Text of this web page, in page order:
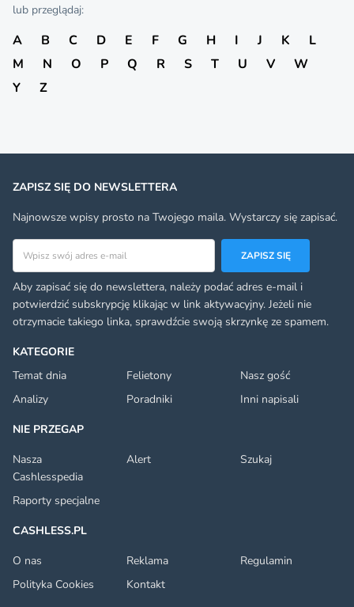
lub przeglądaj:
A B C D E F G H I J K
L
M
N O P Q R S T U V
W
Y
Z
KATEGORIE
Temat dnia
Felietony
Nasz gość
Analizy
Poradniki
Inni napisali
NIE PRZEGAP
Nasza
Cashlesspedia
Alert Szukaj
Raporty specjalne
CASHLESS.PL
O nas
Reklama
Regulamin
Polityka Cookies
Kontakt
ZAPISZ SIĘ DO NEWSLETTERA
Najnowsze wpisy prosto na Twojego maila. Wystarczy się zapisać.
ZAPISZ SIĘ
Aby zapisać się do newslettera, należy podać adres e-mail i
potwierdzić subskrypcję klikając w link aktywacyjny. Jeżeli nie
otrzymacie takiego linka, sprawdźcie swoją skrzynkę ze spamem.